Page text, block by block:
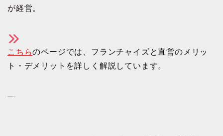
が経営。
こちらのページでは、フランチャイズと直営のメリッ
ト・デメリットを詳しく解説しています。
—